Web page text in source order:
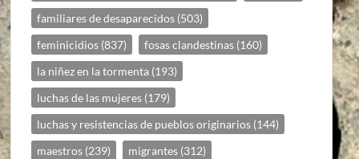
familiares de desaparecidos (503)
feminicidios (837) fosas clandestinas (160)
la niñez en la tormenta (193)
luchas de las mujeres (179)
luchas y resistencias de pueblos originarios (144)
maestros (239) migrantes (312)